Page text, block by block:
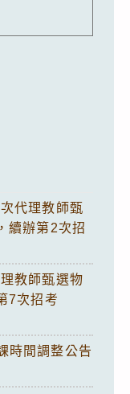
代理教師甄
續辦第2次招
教師甄選物
7次招考
時間調整公告